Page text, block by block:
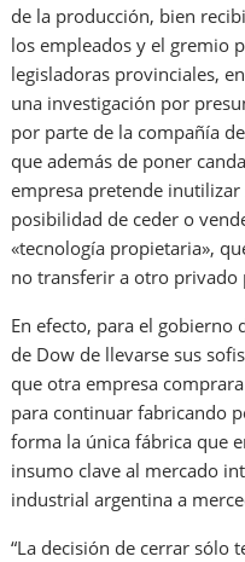
de la producción, bien
los empleados y el gremio
legisladoras provinciales,
una investigación por
por parte de la compañía
que además de poner
empresa pretende
posibilidad de ceder o
«tecnología propietaria»,
no transferir a otro privado
En efecto, para el gobierno
de Dow de llevarse sus
que otra empresa
para continuar fabricando
forma la única fábrica que
insumo clave al mercado
industrial argentina a
“La decisión de cerrar sólo